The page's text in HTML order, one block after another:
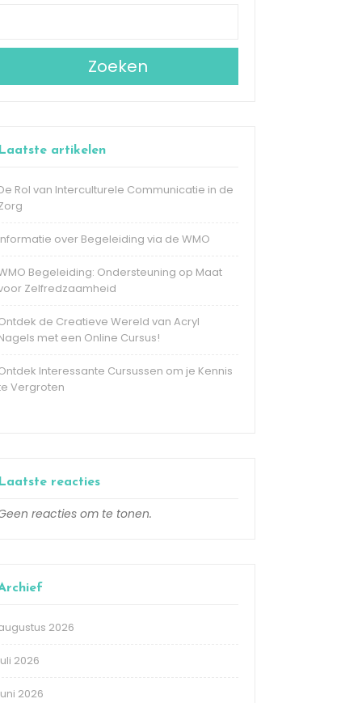
Zoeken
Laatste artikelen
Rol van Interculturele Communicatie in de
over Begeleiding via de WMO
Begeleiding: Ondersteuning op Maat
Zelfredzaamheid
de Creatieve Wereld van Acryl
met een Online Cursus!
Interessante Cursussen om je Kennis
Vergroten
Laatste reacties
reacties om te tonen.
2026
2026
2026